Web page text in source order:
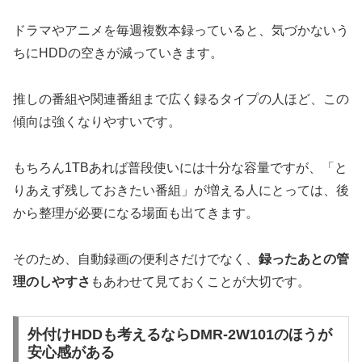
ドラマやアニメを毎週複数本録っていると、気づかないう
ちにHDDの空きが減っていきます。
推しの番組や関連番組まで広く録るタイプの人ほど、この
傾向は強くなりやすいです。
もちろん1TBあれば普段使いには十分な容量ですが、「と
りあえず残しておきたい番組」が増える人にとっては、後
から整理が必要になる場面も出てきます。
そのため、自動録画の便利さだけでなく、 録ったあとの管
理のしやすさ もあわせて見ておくことが大切です。
外付けHDDも考えるならDMR-2W101のほうが
安心感がある